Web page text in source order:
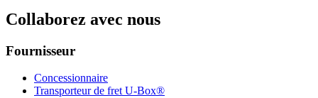
Collaborez avec nous
Fournisseur
Concessionnaire
Transporteur de fret U-Box®